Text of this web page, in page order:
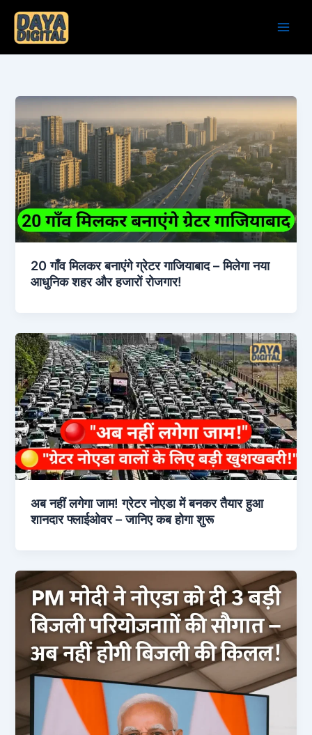
content
20 गाँव मिलकर बनाएंगे ग्रेटर गाजियाबाद – मिलेगा नया
आधुनिक शहर और हजारों रोजगार!
अब नहीं लगेगा जाम! ग्रेटर नोएडा में बनकर तैयार हुआ
शानदार फ्लाईओवर – जानिए कब होगा शुरू